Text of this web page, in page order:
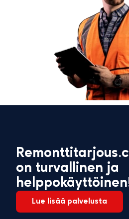
on turvallinen ja
Lue lisää palvelusta